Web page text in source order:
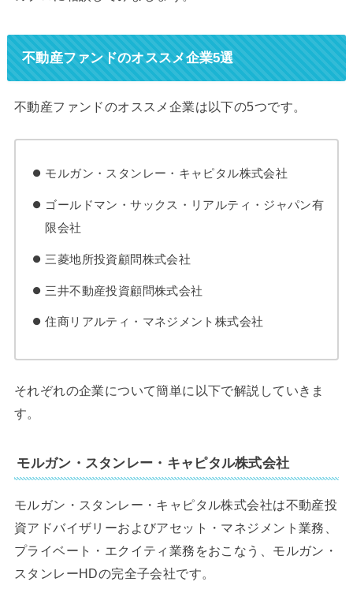
不動産ファンドのオススメ企業5選
不動産ファンドのオススメ企業は以下の5つです。
モルガン・スタンレー・キャピタル株式会社
ゴールドマン・サックス・リアルティ・ジャパン有
限会社
三菱地所投資顧問株式会社
三井不動産投資顧問株式会社
住商リアルティ・マネジメント株式会社
それぞれの企業について簡単に以下で解説していきま
す。
モルガン・スタンレー・キャピタル株式会社
モルガン・スタンレー・キャピタル株式会社は不動産投
資アドバイザリーおよびアセット・マネジメント業務、
プライベート・エクイティ業務をおこなう、モルガン・
スタンレーHDの完全子会社です。